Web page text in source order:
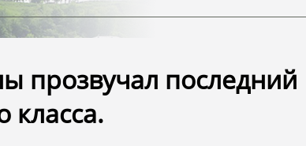
прозвучал последний
класса.